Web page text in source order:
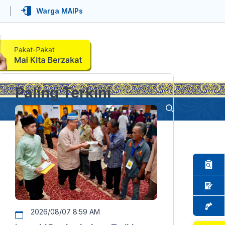
Warga MAIPs
Paling Terkini
2026/08/07 8:59 AM